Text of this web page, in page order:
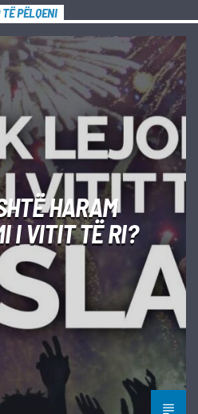
PËLQENI
HARAM
I VITIT TË RI?